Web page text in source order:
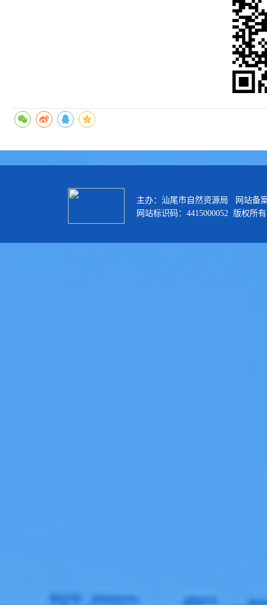
主办：汕尾市自然资源局 网站备
网站标识码：4415000052 版权所